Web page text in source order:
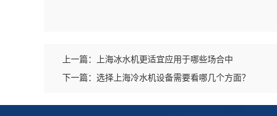
上一篇：
上海冰水机更适宜应用于哪些场合中
下一篇： 选择上海冷水机设备需要看哪几个方面？